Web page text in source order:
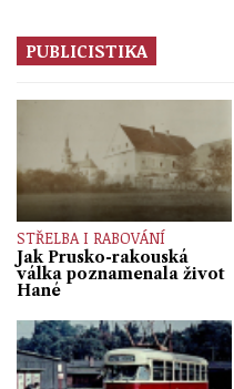
PUBLICISTIKA
STŘELBA I RABOVÁNÍ
Jak Prusko-rakouská
válka poznamenala život
Hané